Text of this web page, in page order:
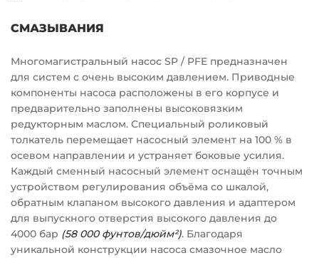
СМАЗЫВАНИЯ
Многомагистральный насос SP / PFE предназначен
для систем с очень высоким давлением. Приводные
компоненты насоса расположены в его корпусе и
предварительно заполнены высоковязким
редукторным маслом. Специальный роликовый
толкатель перемещает насосный элемент на 100 % в
осевом направлении и устраняет боковые усилия.
Каждый сменный насосный элемент оснащён точным
устройством регулирования объёма со шкалой,
обратным клапаном высокого давления и адаптером
для выпускного отверстия высокого давления до
4000 бар (58 000 фунтов/дюйм²). Благодаря
уникальной конструкции насоса смазочное масло